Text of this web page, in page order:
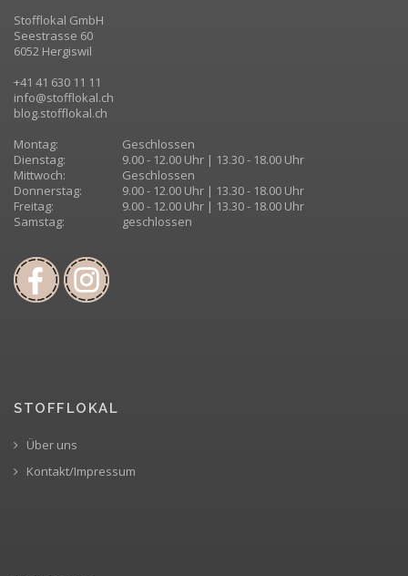
Stofflokal GmbH
Seestrasse 60
6052 Hergiswil
+41 41 630 11 11
info@stofflokal.ch
blog.stofflokal.ch
Montag:
Geschlossen
Dienstag:
9.00 - 12.00 Uhr | 13.30 - 18.00 Uhr
Mittwoch:
Geschlossen
Donnerstag:
9.00 - 12.00 Uhr | 13.30 - 18.00 Uhr
Freitag:
9.00 - 12.00 Uhr | 13.30 - 18.00 Uhr
Samstag:
geschlossen
STOFFLOKAL
Über uns
Kontakt/Impressum